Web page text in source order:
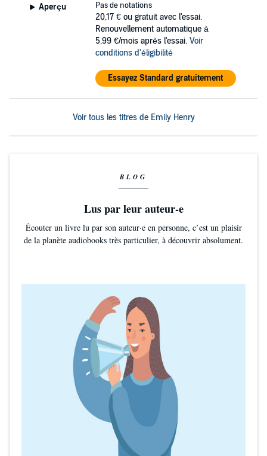
Aperçu
Pas de notations
20,17 € ou gratuit avec l'essai.
Renouvellement automatique à
5,99 €/mois après l'essai. Voir
conditions d'éligibilité
Essayez Standard gratuitement
Voir tous les titres de Emily Henry
BLOG
Lus par leur auteur-e
Écouter un livre lu par son auteur·e en personne, c’est un plaisir
de la planète audiobooks très particulier, à découvrir absolument.